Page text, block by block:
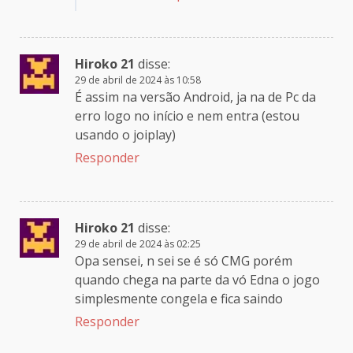
Hiroko 21 disse:
29 de abril de 2024 às 10:58
É assim na versão Android, ja na de Pc da
erro logo no início e nem entra (estou
usando o joiplay)
Responder
Hiroko 21 disse:
29 de abril de 2024 às 02:25
Opa sensei, n sei se é só CMG porém
quando chega na parte da vó Edna o jogo
simplesmente congela e fica saindo
Responder